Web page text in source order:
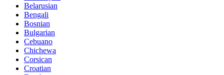
Belarusian
Bengali
Bosnian
Bulgarian
Cebuano
Chichewa
Corsican
Croatian